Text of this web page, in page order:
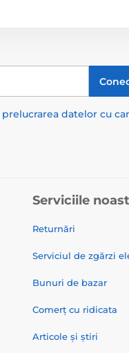
prelucrarea datelor cu
Serviciile
Returnări
Serviciul de zgărzi
Bunuri de bazar
Comerț cu ridicata
Articole și știri